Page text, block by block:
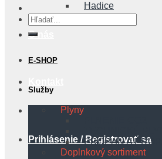
Hadice
O nás
Prihlásenie / Registrovať sa
Hľadať:
E-SHOP
Služby
Plyny
PROPÁN A
Doplnkový sortiment